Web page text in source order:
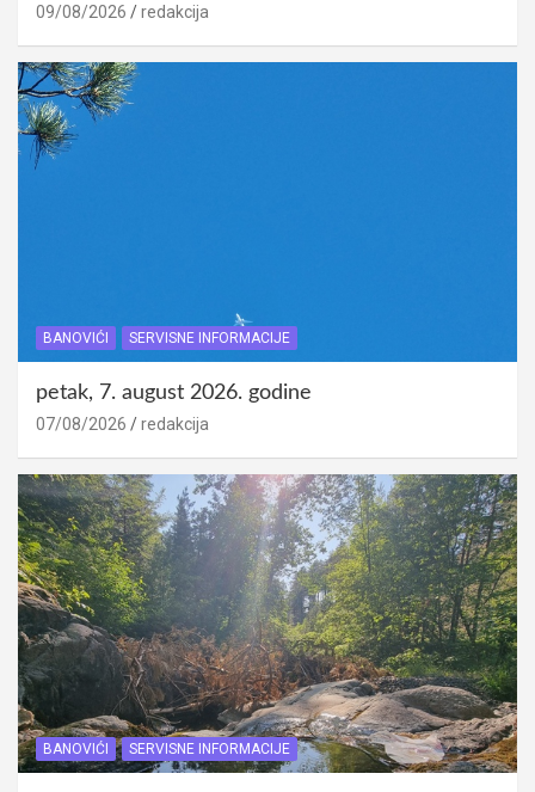
09/08/2026 redakcija
BANOVIĆI SERVISNE INFORMACIJE
petak, 7. august 2026. godine
07/08/2026 redakcija
BANOVIĆI SERVISNE INFORMACIJE